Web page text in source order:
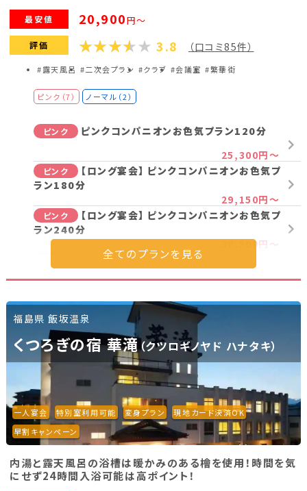
最安値 20,900円～
評価 3.8 （口コミ85件）
#露天風呂 #二次会プラン #クラブ #会議室 #繁華街
ピンク（7） ノーマル（2）
ピンク
ピンクコンパニオンお色気プラン120分
25,300円～
ピンク
【ロング宴会】 ピンクコンパニオンお色気プ
ラン180分
29,150円～
ピンク
【ロング宴会】 ピンクコンパニオンお色気プ
ラン240分
38,500円～
変身プラン（ノーマル→ピンク）120分
24,200円～
ピンク
クレジットカード決済可能 お色気プラン
150分
ピンク
【一人宴会！】 ピンクコンパニオンお色気プ
ラン120分
ピンク
【一人宴会！】両手にピンクお殿様パラダイ
スコース120分
77,000円～
ノーマル
ノーマルコンパニオン＜ギャルプラン＞120
分
20,900円～
ノーマル
【二次会付！】ノーマルコンパニオンセットプ
福島県 飯坂温泉
くつろぎの宿 華滝（クツロギノヤド ハナタキ）
一人宴会 特別室利用可能 変身プラン
現地カード決済OK
早割キャンペーン
内湯と露天風呂の浴槽は暖かみのある檜を使用！時間を気
にせず24時間入浴可能は高ポイント！